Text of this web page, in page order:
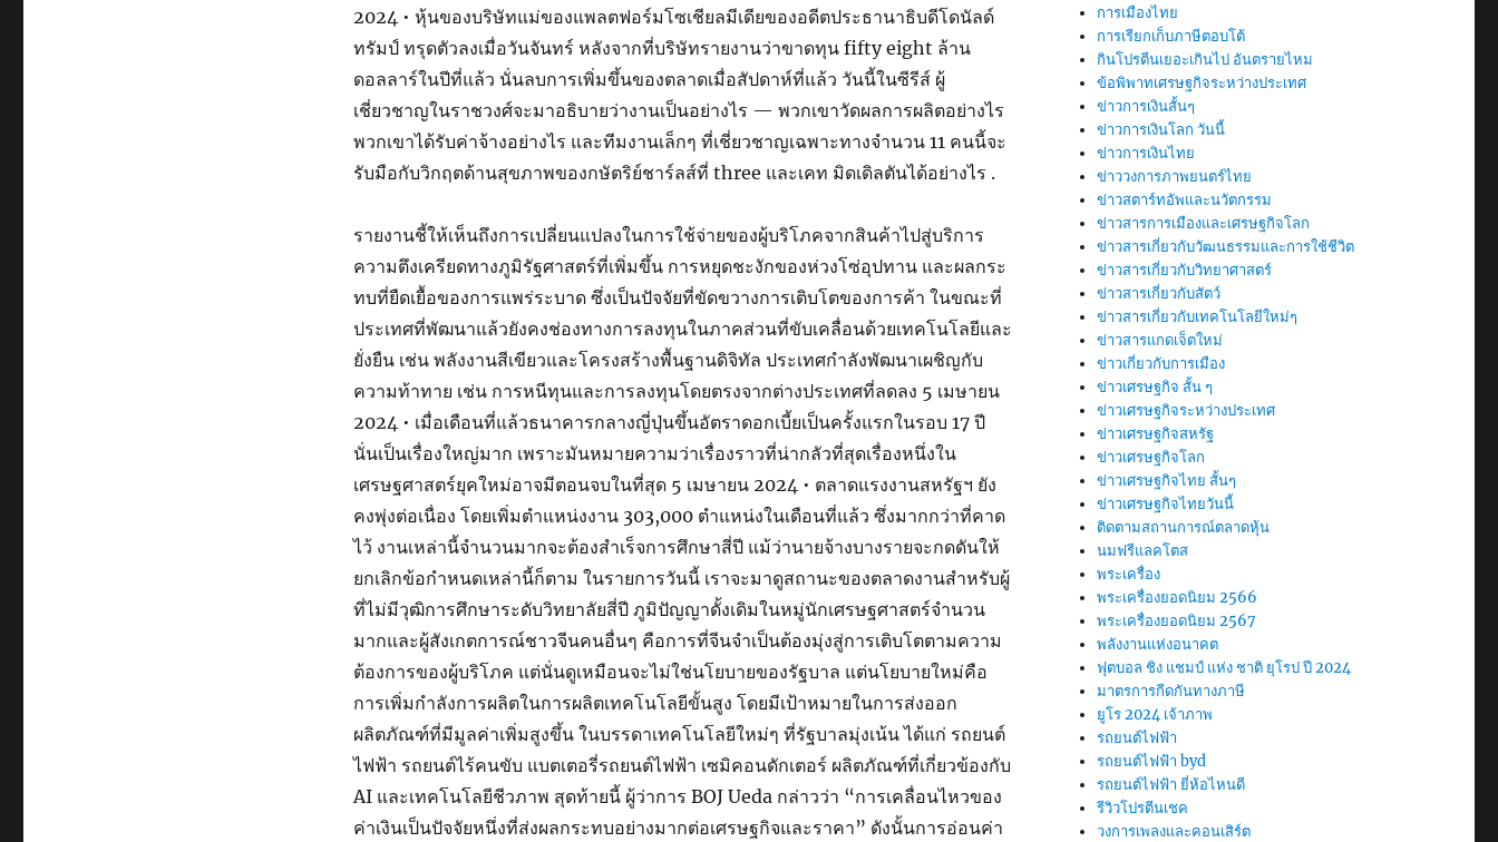
2024 • หุ้นของบริษัทแม่ของแพลตฟอร์มโซเชียลมีเดียของอดีตประธานาธิบดีโดนัลด์
ทรัมป์ ทรุดตัวลงเมื่อวันจันทร์ หลังจากที่บริษัทรายงานว่าขาดทุน fifty eight ล้าน
ดอลลาร์ในปีที่แล้ว นั่นลบการเพิ่มขึ้นของตลาดเมื่อสัปดาห์ที่แล้ว วันนี้ในซีรีส์ ผู้
เชี่ยวชาญในราชวงศ์จะมาอธิบายว่างานเป็นอย่างไร — พวกเขาวัดผลการผลิตอย่างไร
พวกเขาได้รับค่าจ้างอย่างไร และทีมงานเล็กๆ ที่เชี่ยวชาญเฉพาะทางจำนวน 11 คนนี้จะ
รับมือกับวิกฤตด้านสุขภาพของกษัตริย์ชาร์ลส์ที่ three และเคท มิดเดิลตันได้อย่างไร .
รายงานชี้ให้เห็นถึงการเปลี่ยนแปลงในการใช้จ่ายของผู้บริโภคจากสินค้าไปสู่บริการ
ความตึงเครียดทางภูมิรัฐศาสตร์ที่เพิ่มขึ้น การหยุดชะงักของห่วงโซ่อุปทาน และผลกระ
ทบที่ยืดเยื้อของการแพร่ระบาด ซึ่งเป็นปัจจัยที่ขัดขวางการเติบโตของการค้า ในขณะที่
ประเทศที่พัฒนาแล้วยังคงช่องทางการลงทุนในภาคส่วนที่ขับเคลื่อนด้วยเทคโนโลยีและ
ยั่งยืน เช่น พลังงานสีเขียวและโครงสร้างพื้นฐานดิจิทัล ประเทศกำลังพัฒนาเผชิญกับ
ความท้าทาย เช่น การหนีทุนและการลงทุนโดยตรงจากต่างประเทศที่ลดลง 5 เมษายน
2024 • เมื่อเดือนที่แล้วธนาคารกลางญี่ปุ่นขึ้นอัตราดอกเบี้ยเป็นครั้งแรกในรอบ 17 ปี
นั่นเป็นเรื่องใหญ่มาก เพราะมันหมายความว่าเรื่องราวที่น่ากลัวที่สุดเรื่องหนึ่งใน
เศรษฐศาสตร์ยุคใหม่อาจมีตอนจบในที่สุด 5 เมษายน 2024 • ตลาดแรงงานสหรัฐฯ ยัง
คงพุ่งต่อเนื่อง โดยเพิ่มตำแหน่งงาน 303,000 ตำแหน่งในเดือนที่แล้ว ซึ่งมากกว่าที่คาด
ไว้ งานเหล่านี้จำนวนมากจะต้องสำเร็จการศึกษาสี่ปี แม้ว่านายจ้างบางรายจะกดดันให้
ยกเลิกข้อกำหนดเหล่านี้ก็ตาม ในรายการวันนี้ เราจะมาดูสถานะของตลาดงานสำหรับผู้
ที่ไม่มีวุฒิการศึกษาระดับวิทยาลัยสี่ปี ภูมิปัญญาดั้งเดิมในหมู่นักเศรษฐศาสตร์จำนวน
มากและผู้สังเกตการณ์ชาวจีนคนอื่นๆ คือการที่จีนจำเป็นต้องมุ่งสู่การเติบโตตามความ
ต้องการของผู้บริโภค แต่นั่นดูเหมือนจะไม่ใช่นโยบายของรัฐบาล แต่นโยบายใหม่คือ
การเพิ่มกำลังการผลิตในการผลิตเทคโนโลยีขั้นสูง โดยมีเป้าหมายในการส่งออก
ผลิตภัณฑ์ที่มีมูลค่าเพิ่มสูงขึ้น ในบรรดาเทคโนโลยีใหม่ๆ ที่รัฐบาลมุ่งเน้น ได้แก่ รถยนต์
ไฟฟ้า รถยนต์ไร้คนขับ แบตเตอรี่รถยนต์ไฟฟ้า เซมิคอนดักเตอร์ ผลิตภัณฑ์ที่เกี่ยวข้องกับ
AI และเทคโนโลยีชีวภาพ สุดท้ายนี้ ผู้ว่าการ BOJ Ueda กล่าวว่า “การเคลื่อนไหวของ
ค่าเงินเป็นปัจจัยหนึ่งที่ส่งผลกระทบอย่างมากต่อเศรษฐกิจและราคา” ดังนั้นการอ่อนค่า
การเมืองไทย
การเรียกเก็บภาษีตอบโต้
กินโปรตีนเยอะเกินไป อันตรายไหม
ข้อพิพาทเศรษฐกิจระหว่างประเทศ
ข่าวการเงินสั้นๆ
ข่าวการเงินโลก วันนี้
ข่าวการเงินไทย
ข่าววงการภาพยนตร์ไทย
ข่าวสตาร์ทอัพและนวัตกรรม
ข่าวสารการเมืองและเศรษฐกิจโลก
ข่าวสารเกี่ยวกับวัฒนธรรมและการใช้ชีวิต
ข่าวสารเกี่ยวกับวิทยาศาสตร์
ข่าวสารเกี่ยวกับสัตว์
ข่าวสารเกี่ยวกับเทคโนโลยีใหม่ๆ
ข่าวสารแกดเจ็ตใหม่
ข่าวเกี่ยวกับการเมือง
ข่าวเศรษฐกิจ สั้น ๆ
ข่าวเศรษฐกิจระหว่างประเทศ
ข่าวเศรษฐกิจสหรัฐ
ข่าวเศรษฐกิจโลก
ข่าวเศรษฐกิจไทย สั้นๆ
ข่าวเศรษฐกิจไทยวันนี้
ติดตามสถานการณ์ตลาดหุ้น
นมฟรีแลคโตส
พระเครื่อง
พระเครื่องยอดนิยม 2566
พระเครื่องยอดนิยม 2567
พลังงานแห่งอนาคต
ฟุตบอล ชิง แชมป์ แห่ง ชาติ ยุโรป ปี 2024
มาตรการกีดกันทางภาษี
ยูโร 2024 เจ้าภาพ
รถยนต์ไฟฟ้า
รถยนต์ไฟฟ้า byd
รถยนต์ไฟฟ้า ยี่ห้อไหนดี
รีวิวโปรตีนเชค
วงการเพลงและคอนเสิร์ต